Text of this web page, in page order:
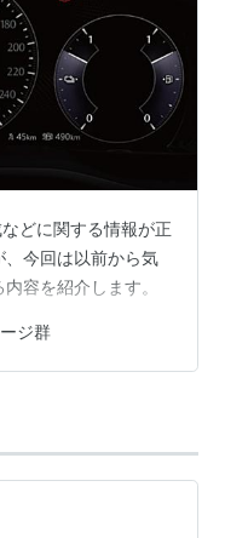
どに関する情報が正
今回は以前から気
容を紹介します。
ジ群